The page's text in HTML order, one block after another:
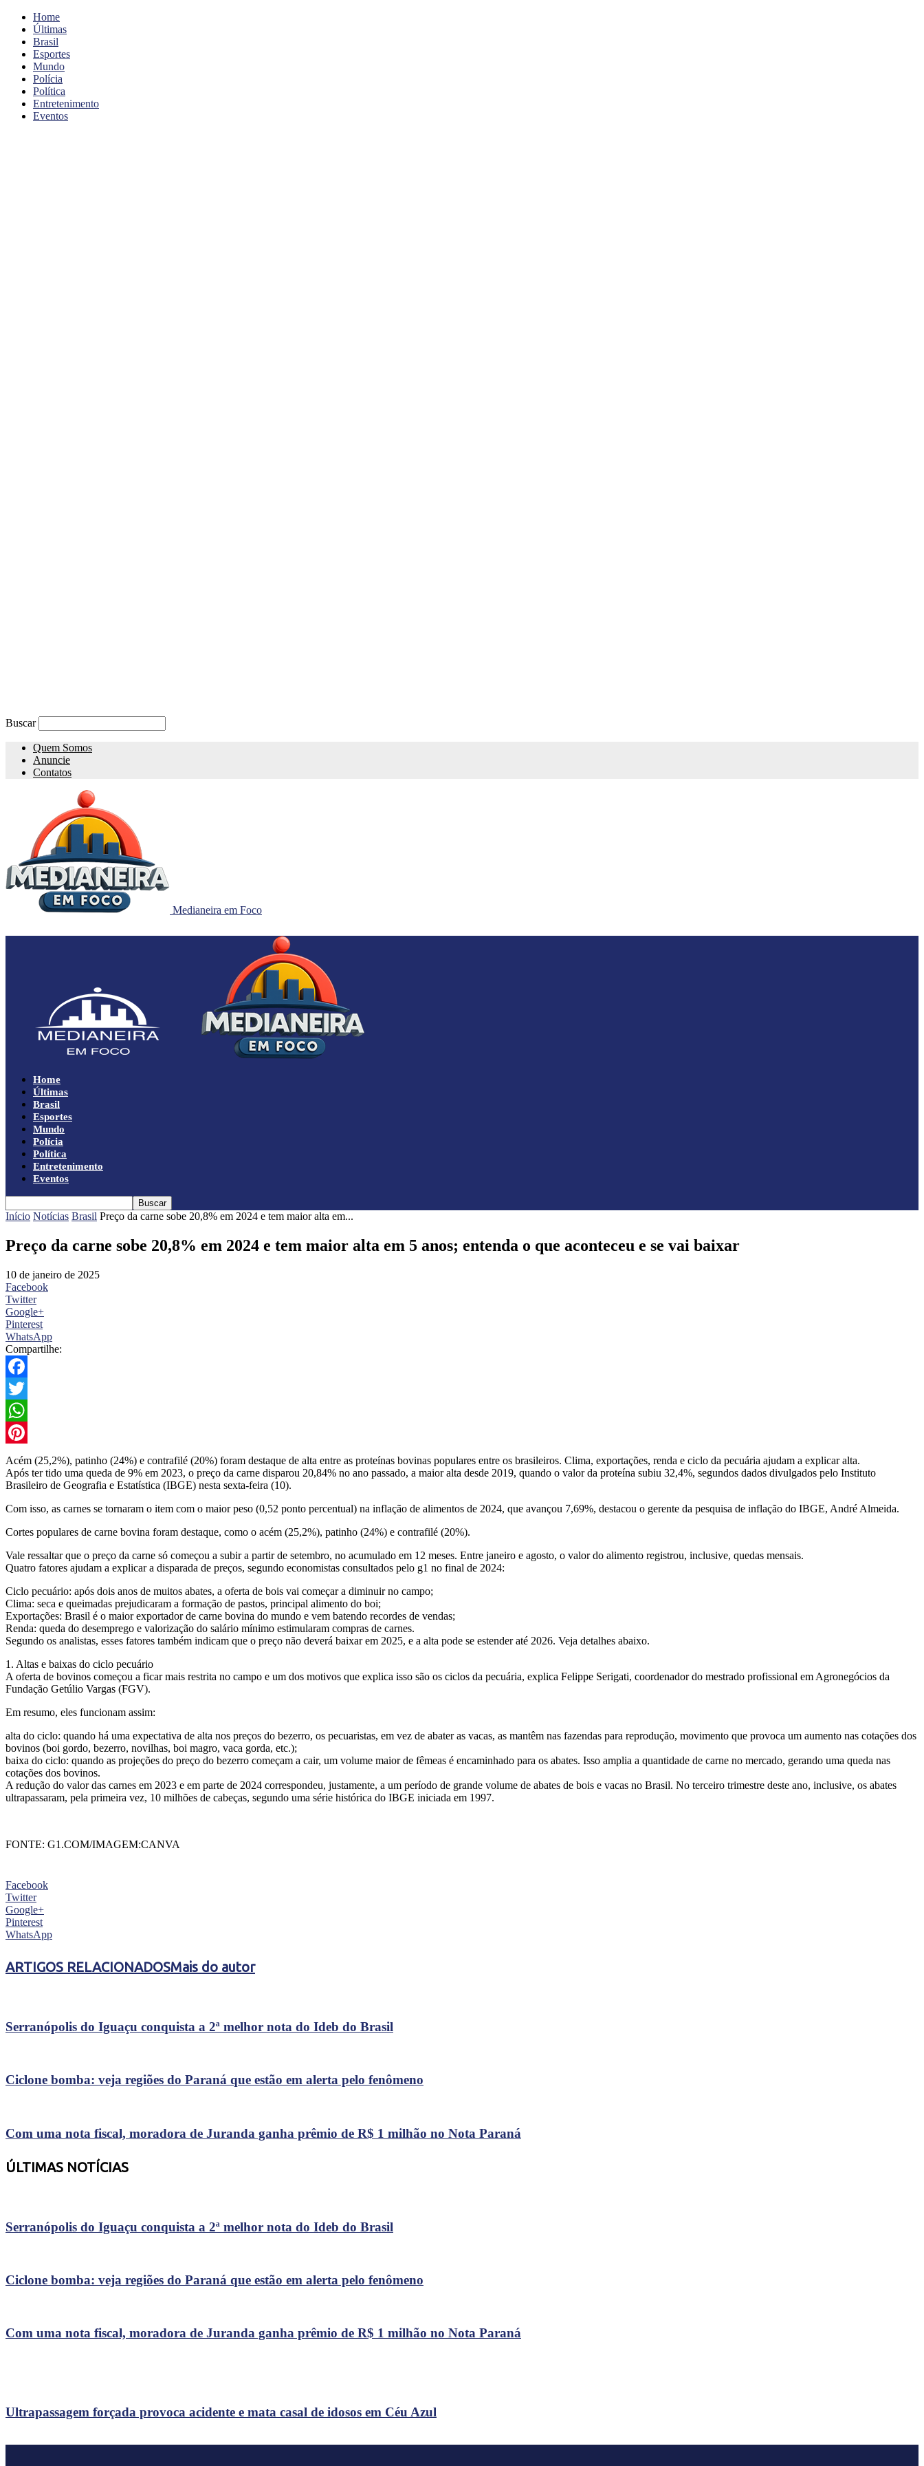
Home
Últimas
Brasil
Esportes
Mundo
Polícia
Política
Entretenimento
Eventos
Buscar
Quem Somos
Anuncie
Contatos
Medianeira em Foco
Home
Últimas
Brasil
Esportes
Mundo
Polícia
Política
Entretenimento
Eventos
Início Notícias Brasil Preço da carne sobe 20,8% em 2024 e tem maior alta em...
Preço da carne sobe 20,8% em 2024 e tem maior alta em 5 anos; entenda o que aconteceu e se vai baixar
10 de janeiro de 2025
Facebook
Twitter
Google+
Pinterest
WhatsApp
Compartilhe:
Facebook
Twitter
WhatsApp
Pinterest
Acém (25,2%), patinho (24%) e contrafilé (20%) foram destaque de alta entre as proteínas bovinas populares entre os brasileiros. Clima, exportações, renda e ciclo da pecuária ajudam a explicar alta.
Após ter tido uma queda de 9% em 2023, o preço da carne disparou 20,84% no ano passado, a maior alta desde 2019, quando o valor da proteína subiu 32,4%, segundos dados divulgados pelo Instituto
Brasileiro de Geografia e Estatística (IBGE) nesta sexta-feira (10).
Com isso, as carnes se tornaram o item com o maior peso (0,52 ponto percentual) na inflação de alimentos de 2024, que avançou 7,69%, destacou o gerente da pesquisa de inflação do IBGE, André Almeida.
Cortes populares de carne bovina foram destaque, como o acém (25,2%), patinho (24%) e contrafilé (20%).
Vale ressaltar que o preço da carne só começou a subir a partir de setembro, no acumulado em 12 meses. Entre janeiro e agosto, o valor do alimento registrou, inclusive, quedas mensais.
Quatro fatores ajudam a explicar a disparada de preços, segundo economistas consultados pelo g1 no final de 2024:
Ciclo pecuário: após dois anos de muitos abates, a oferta de bois vai começar a diminuir no campo;
Clima: seca e queimadas prejudicaram a formação de pastos, principal alimento do boi;
Exportações: Brasil é o maior exportador de carne bovina do mundo e vem batendo recordes de vendas;
Renda: queda do desemprego e valorização do salário mínimo estimularam compras de carnes.
Segundo os analistas, esses fatores também indicam que o preço não deverá baixar em 2025, e a alta pode se estender até 2026. Veja detalhes abaixo.
1. Altas e baixas do ciclo pecuário
A oferta de bovinos começou a ficar mais restrita no campo e um dos motivos que explica isso são os ciclos da pecuária, explica Felippe Serigati, coordenador do mestrado profissional em Agronegócios da
Fundação Getúlio Vargas (FGV).
Em resumo, eles funcionam assim:
alta do ciclo: quando há uma expectativa de alta nos preços do bezerro, os pecuaristas, em vez de abater as vacas, as mantêm nas fazendas para reprodução, movimento que provoca um aumento nas cotações dos
bovinos (boi gordo, bezerro, novilhas, boi magro, vaca gorda, etc.);
baixa do ciclo: quando as projeções do preço do bezerro começam a cair, um volume maior de fêmeas é encaminhado para os abates. Isso amplia a quantidade de carne no mercado, gerando uma queda nas
cotações dos bovinos.
A redução do valor das carnes em 2023 e em parte de 2024 correspondeu, justamente, a um período de grande volume de abates de bois e vacas no Brasil. No terceiro trimestre deste ano, inclusive, os abates
ultrapassaram, pela primeira vez, 10 milhões de cabeças, segundo uma série histórica do IBGE iniciada em 1997.
FONTE: G1.COM/IMAGEM:CANVA
Facebook
Twitter
Google+
Pinterest
WhatsApp
ARTIGOS RELACIONADOSMais do autor
Serranópolis do Iguaçu conquista a 2ª melhor nota do Ideb do Brasil
Ciclone bomba: veja regiões do Paraná que estão em alerta pelo fenômeno
Com uma nota fiscal, moradora de Juranda ganha prêmio de R$ 1 milhão no Nota Paraná
ÚLTIMAS NOTÍCIAS
Serranópolis do Iguaçu conquista a 2ª melhor nota do Ideb do Brasil
Ciclone bomba: veja regiões do Paraná que estão em alerta pelo fenômeno
Com uma nota fiscal, moradora de Juranda ganha prêmio de R$ 1 milhão no Nota Paraná
Ultrapassagem forçada provoca acidente e mata casal de idosos em Céu Azul